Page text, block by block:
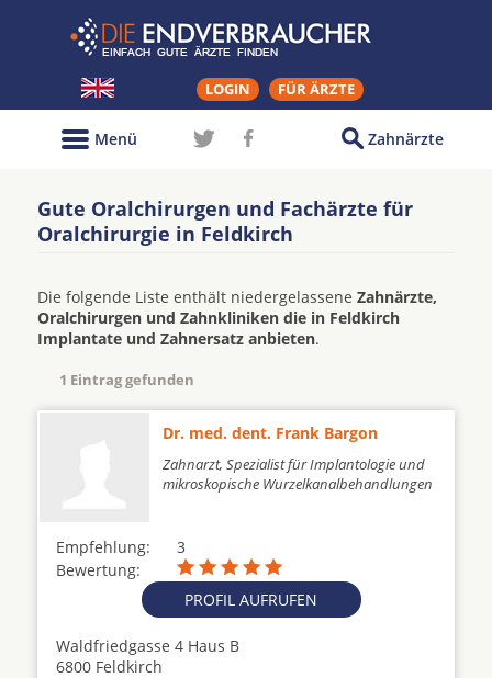
LOGIN FÜR ÄRZTE
Zahnärzte
Menü
Gute Oralchirurgen und Fachärzte für
Oralchirurgie in Feldkirch
Die folgende Liste enthält niedergelassene Zahnärzte,
Oralchirurgen und Zahnkliniken die in Feldkirch
Implantate und Zahnersatz anbieten.
1 Eintrag gefunden
Dr. med. dent. Frank Bargon
Zahnarzt, Spezialist für Implantologie und
mikroskopische Wurzelkanalbehandlungen
Empfehlung:
3
Bewertung:
PROFIL AUFRUFEN
Waldfriedgasse 4 Haus B
6800 Feldkirch